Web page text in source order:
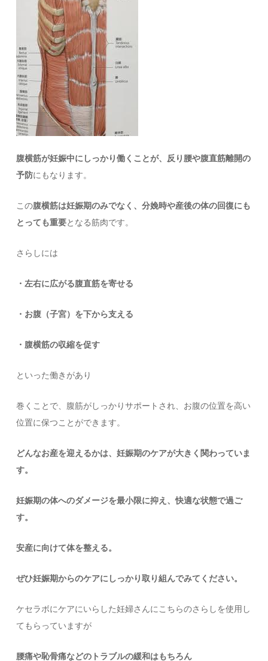
腹横筋が妊娠中にしっかり働くことが、反り腰や腹直筋離開の
予防にもなります。
この腹横筋は妊娠期のみでなく、分娩時や産後の体の回復にも
とっても重要となる筋肉です。
さらしには
・左右に広がる腹直筋を寄せる
・お腹（子宮）を下から支える
・腹横筋の収縮を促す
といった働きがあり
巻くことで、腹筋がしっかりサポートされ、お腹の位置を高い
位置に保つことができます。
どんなお産を迎えるかは、妊娠期のケアが大きく関わっていま
す。
妊娠期の体へのダメージを最小限に抑え、快適な状態で過ご
す。
安産に向けて体を整える。
ぜひ妊娠期からのケアにしっかり取り組んでみてください。
ケセラボにケアにいらした妊婦さんにこちらのさらしを使用し
てもらっていますが
腰痛や恥骨痛などのトラブルの緩和はもちろん